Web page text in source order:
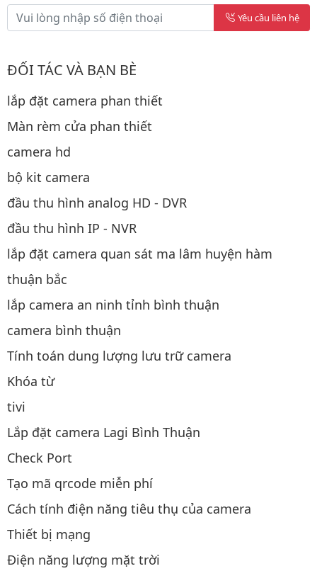
Yêu cầu liên hệ
ĐỐI TÁC VÀ BẠN BÈ
lắp đặt camera phan thiết
Màn rèm cửa phan thiết
camera hd
bộ kit camera
đầu thu hình analog HD - DVR
đầu thu hình IP - NVR
lắp đặt camera quan sát ma lâm huyện hàm
thuận bắc
lắp camera an ninh tỉnh bình thuận
camera bình thuận
Tính toán dung lượng lưu trữ camera
Khóa từ
tivi
Lắp đặt camera Lagi Bình Thuận
Check Port
Tạo mã qrcode miễn phí
Cách tính điện năng tiêu thụ của camera
Thiết bị mạng
Điện năng lượng mặt trời